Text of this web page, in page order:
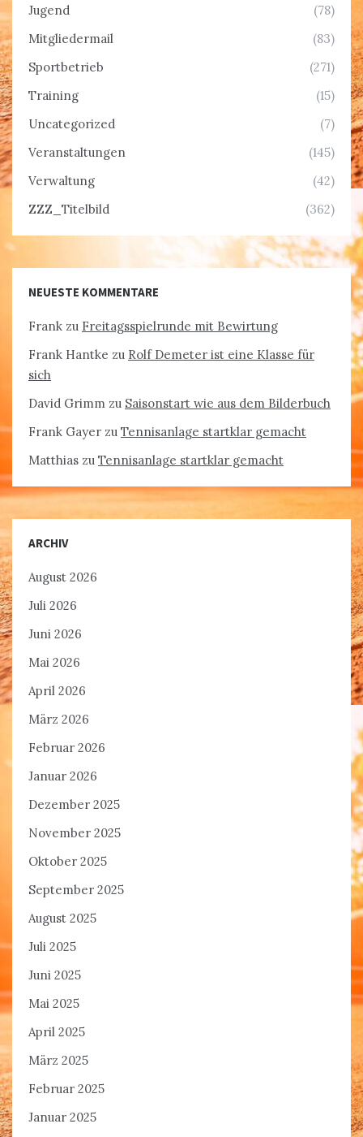
Jugend
(78)
Mitgliedermail
(83)
Sportbetrieb
(271)
Training
(15)
Uncategorized
(7)
Veranstaltungen
(145)
Verwaltung
(42)
ZZZ_Titelbild
(362)
NEUESTE KOMMENTARE
Frank zu Freitagsspielrunde mit Bewirtung
Frank Hantke zu Rolf Demeter ist eine Klasse für
sich
David Grimm zu Saisonstart wie aus dem Bilderbuch
Frank Gayer zu Tennisanlage startklar gemacht
Matthias zu Tennisanlage startklar gemacht
ARCHIV
August 2026
Juli 2026
Juni 2026
Mai 2026
April 2026
März 2026
Februar 2026
Januar 2026
Dezember 2025
November 2025
Oktober 2025
September 2025
August 2025
Juli 2025
Juni 2025
Mai 2025
April 2025
März 2025
Februar 2025
Januar 2025